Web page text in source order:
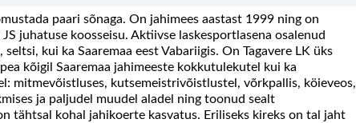
paari sõnaga. On jahimees aastast 1999 ning on
juhatuse koosseisu. Aktiivse laskesportlasena osalenud
kui ka Saaremaa eest Vabariigis. On Tagavere LK üks
kõigil Saaremaa jahimeeste kokkutulekutel kui ka
mitmevõistluses, kutsemeistrivõistlustel, võrkpallis, köieveos,
ja paljudel muudel aladel ning toonud sealt
tähtsal kohal jahikoerte kasvatus. Eriliseks kireks on tal jaht